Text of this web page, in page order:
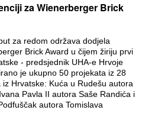
za Wienerberger Brick
za redom održava dodjela
Brick Award u čijem žiriju prvi
- predsjednik UHA-e Hrvoje
je ukupno 50 projekata iz 28
Hrvatske: Kuća u Rudešu autora
Pavla II autora Saše Randića i
autora Tomislava